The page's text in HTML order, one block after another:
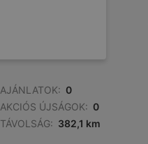
AJÁNLATOK: 0
AKCIÓS ÚJSÁGOK: 0
TÁVOLSÁG: 382,1 km